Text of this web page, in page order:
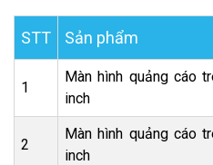
STT Sản phẩm
1
Màn hình quảng cáo
inch
2
Màn hình quảng cáo
inch